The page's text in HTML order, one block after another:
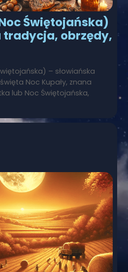
Świętojańska)
tradycja, obrzędy,
– słowiańska
Noc Kupały, znana
lub Noc Świętojańska,